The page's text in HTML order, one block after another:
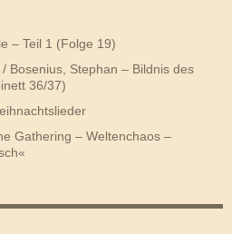
– Teil 1 (Folge 19)
Bosenius, Stephan – Bildnis des
36/37)
Gathering – Weltenchaos –